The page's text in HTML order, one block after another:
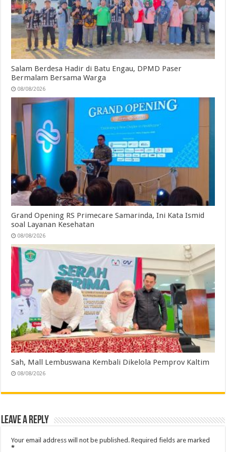
Salam Berdesa Hadir di Batu Engau, DPMD Paser
Bermalam Bersama Warga
08/08/2026
Grand Opening RS Primecare Samarinda, Ini Kata Ismid
soal Layanan Kesehatan
08/08/2026
Sah, Mall Lembuswana Kembali Dikelola Pemprov Kaltim
08/08/2026
Leave a Reply
Your email address will not be published. Required fields are marked
*